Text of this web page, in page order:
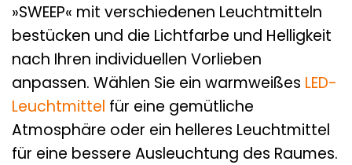
»SWEEP« mit verschiedenen Leuchtmitteln
bestücken und die Lichtfarbe und Helligkeit
nach Ihren individuellen Vorlieben
anpassen. Wählen Sie ein warmweißes LED-
Leuchtmittel für eine gemütliche
Atmosphäre oder ein helleres Leuchtmittel
für eine bessere Ausleuchtung des Raumes.